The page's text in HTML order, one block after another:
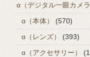
α（デジタル一眼カメラ
α（本体）
(570)
α（レンズ）
(393)
α（アクセサリー）